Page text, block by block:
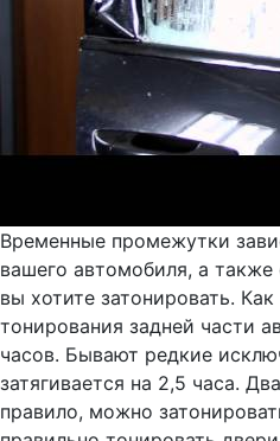
Временные промежутки
вашего автомобиля, а
вы хотите затонировать.
тонирования задней части
часов. Бывают редкие
затягивается на 2,5 часа.
правило, можно